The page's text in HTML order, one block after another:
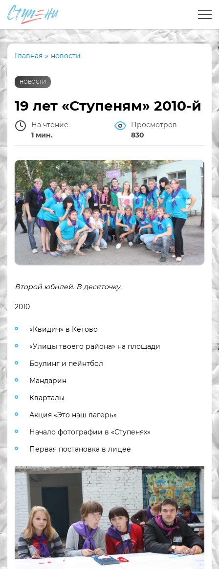
Главная » новости
НОВОСТИ
19 лет «Ступеням» 2010-й
На чтение
1 мин.
Просмотров
830
Второй юбилей. В десяточку.
2010
«Квидич» в Кетово
«Улицы твоего района» на площади
Боулинг и пейнтбол
Мандарин
Кварталы
Акция «Это наш лагерь»
Начало фотографии в «Ступенях»
Первая постановка в лицее